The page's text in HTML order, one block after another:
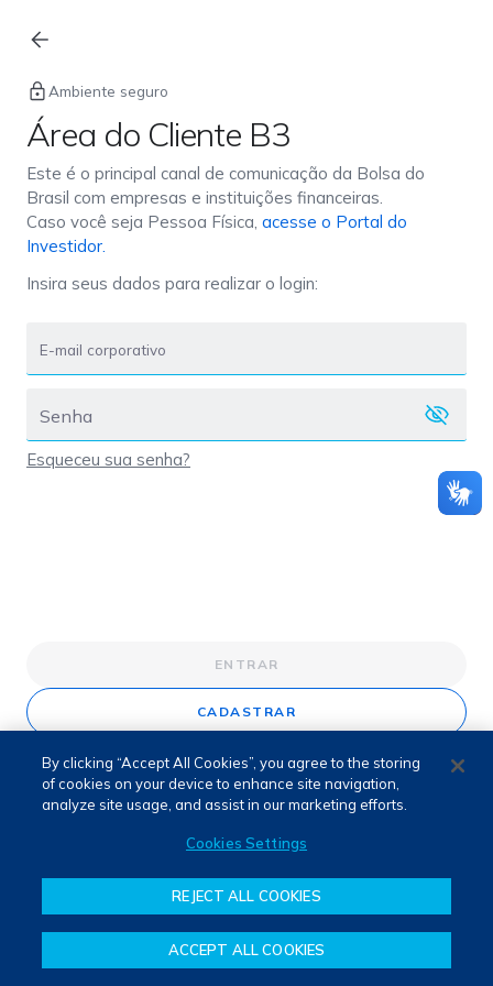
Login
Ambiente seguro
Área do Cliente B3
Este é o principal canal de comunicação da Bolsa do
Brasil com empresas e instituições financeiras.
Caso você seja Pessoa Física, acesse o Portal do
Investidor.
Insira seus dados para realizar o login:
Esqueceu sua senha?
ENTRAR
CADASTRAR
By clicking “Accept All Cookies”, you agree to the storing
of cookies on your device to enhance site navigation,
analyze site usage, and assist in our marketing efforts.
Cookies Settings
REJECT ALL COOKIES
ACCEPT ALL COOKIES